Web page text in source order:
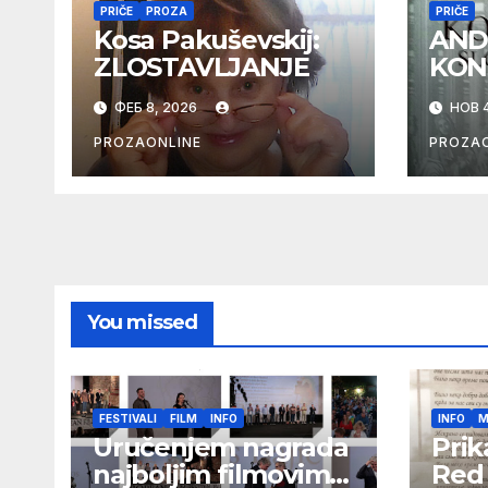
PRIČE PROZA
Kosa Pakuševskij:
ZLOSTAVLJANJE
ФЕБ 8, 2026
PROZAONLINE
PRIČE
НОВ
You missed
FESTIVALI FILM INFO
Uručenjem nagrada
najboljim filmovima
INFO